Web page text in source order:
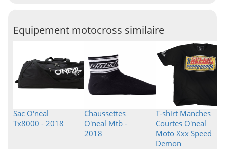
Equipement motocross similaire
Sac O'neal
Tx8000 - 2018
Chaussettes
O'neal Mtb -
2018
T-shirt Manches
Courtes O'neal
Moto Xxx Speed
Demon